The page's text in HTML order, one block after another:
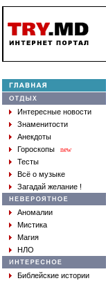
Интересные новости
Знаменитости
Анекдоты
Гороскопы
new
Тесты
Всё о музыке
Загадай желание !
Аномалии
Мистика
Магия
НЛО
Библейские истории